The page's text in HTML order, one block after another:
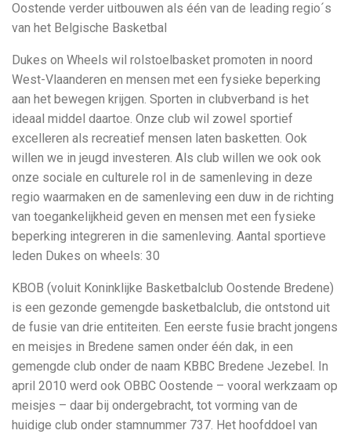
Oostende verder uitbouwen als één van de leading regio´s
van het Belgische Basketbal
Dukes on Wheels wil rolstoelbasket promoten in noord
West-Vlaanderen en mensen met een fysieke beperking
aan het bewegen krijgen. Sporten in clubverband is het
ideaal middel daartoe. Onze club wil zowel sportief
excelleren als recreatief mensen laten basketten. Ook
willen we in jeugd investeren. Als club willen we ook ook
onze sociale en culturele rol in de samenleving in deze
regio waarmaken en de samenleving een duw in de richting
van toegankelijkheid geven en mensen met een fysieke
beperking integreren in die samenleving. Aantal sportieve
leden Dukes on wheels: 30
KBOB (voluit Koninklijke Basketbalclub Oostende Bredene)
is een gezonde gemengde basketbalclub, die ontstond uit
de fusie van drie entiteiten. Een eerste fusie bracht jongens
en meisjes in Bredene samen onder één dak, in een
gemengde club onder de naam KBBC Bredene Jezebel. In
april 2010 werd ook OBBC Oostende – vooral werkzaam op
meisjes – daar bij ondergebracht, tot vorming van de
huidige club onder stamnummer 737. Het hoofddoel van